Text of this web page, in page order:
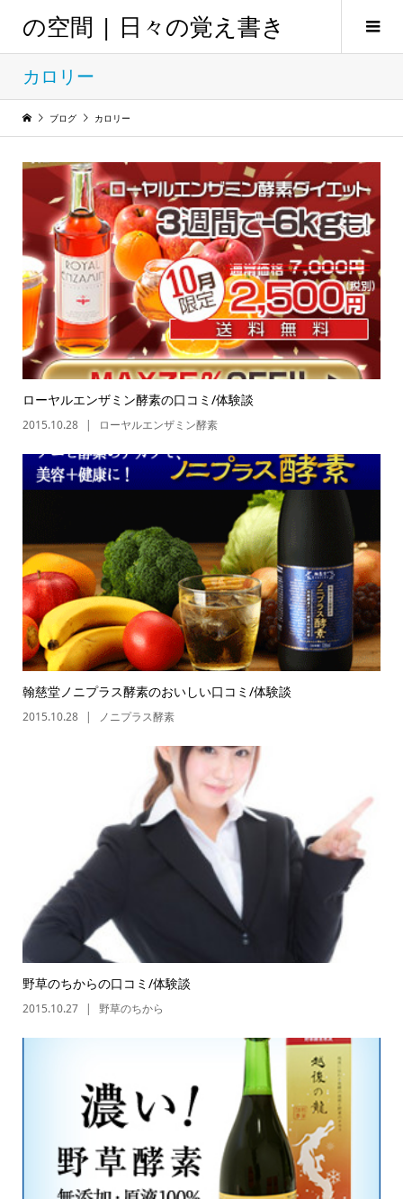
の空間 | 日々の覚え書き
カロリー
ブログ カロリー
ローヤルエンザミン酵素の口コミ/体験談
2015.10.28 ローヤルエンザミン酵素
翰慈堂ノニプラス酵素のおいしい口コミ/体験談
2015.10.28 ノニプラス酵素
野草のちからの口コミ/体験談
2015.10.27 野草のちから